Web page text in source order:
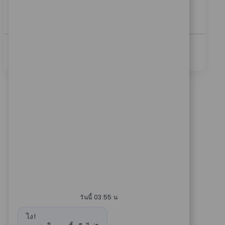
วันนี้ 03:55 น
ข้อความบอท
ไง!